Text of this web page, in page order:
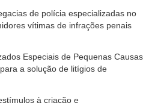
de polícia especializadas no
vítimas de infrações penais
Especiais de Pequenas Causas
a solução de litígios de
à criação e